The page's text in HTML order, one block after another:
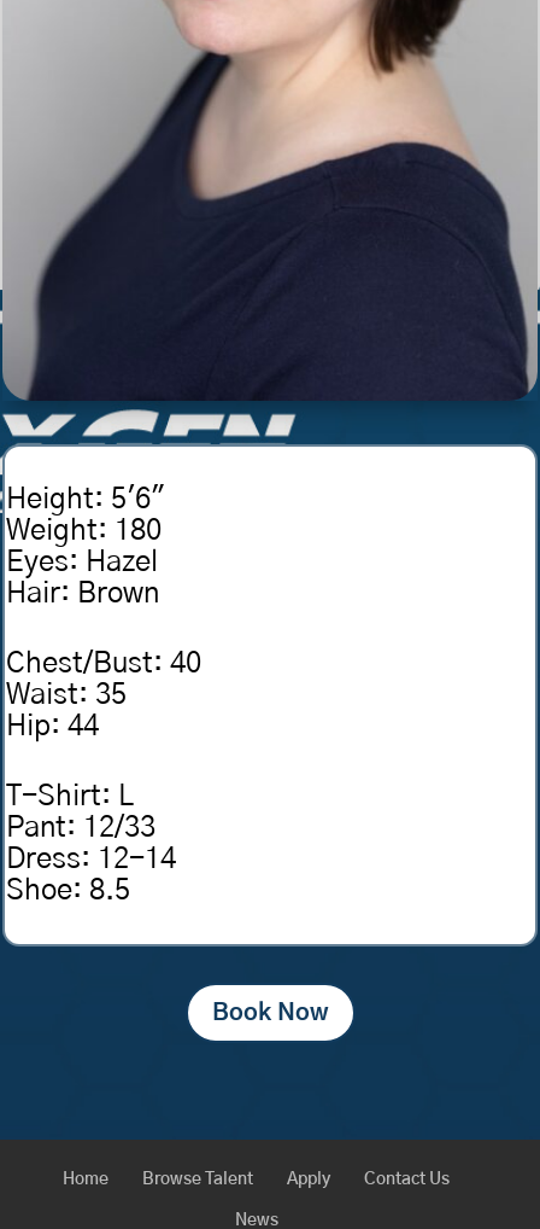
Height: 5'6"
Weight: 180
Eyes: Hazel
Hair: Brown
Chest/Bust:40
Waist: 35
Hip:44
T-Shirt: L
Pant: 12/33
Dress: 12-14
Shoe: 8.5
Book Now
Home Browse Talent Apply Contact Us
News